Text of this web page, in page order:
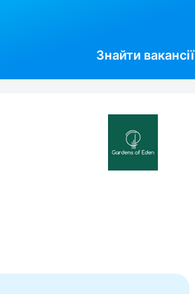
Знайти вакансії